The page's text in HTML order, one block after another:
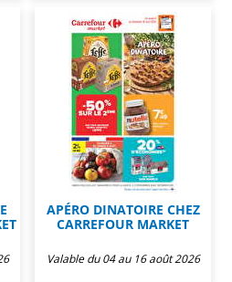
APÉRO DINATOIRE CHEZ
CARREFOUR MARKET
Valable du 04 au 16 août 2026